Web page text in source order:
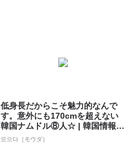
低身長だからこそ魅力的なんで
す。意外にも170cmを超えない
韓国ナムドル⑧人☆ | 韓国情報サ
イト...
모으다［モウダ］